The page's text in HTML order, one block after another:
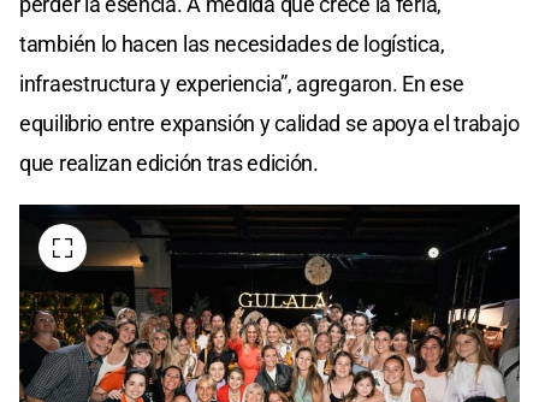
también lo hacen las necesidades de logística,
infraestructura y experiencia”, agregaron. En ese
equilibrio entre expansión y calidad se apoya el trabajo
que realizan edición tras edición.